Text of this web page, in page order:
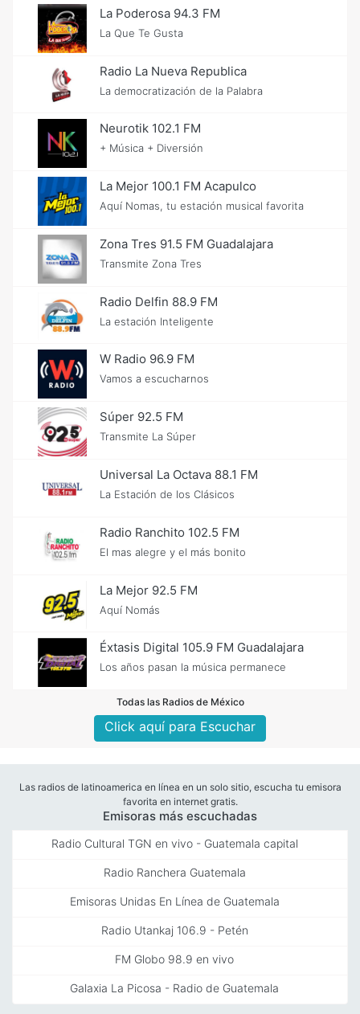
La Poderosa 94.3 FM
La Que Te Gusta
Radio La Nueva Republica
La democratización de la Palabra
Neurotik 102.1 FM
+ Música + Diversión
La Mejor 100.1 FM Acapulco
Aquí Nomas, tu estación musical favorita
Zona Tres 91.5 FM Guadalajara
Transmite Zona Tres
Radio Delfin 88.9 FM
La estación Inteligente
W Radio 96.9 FM
Vamos a escucharnos
Súper 92.5 FM
Transmite La Súper
Universal La Octava 88.1 FM
La Estación de los Clásicos
Radio Ranchito 102.5 FM
El mas alegre y el más bonito
La Mejor 92.5 FM
Aquí Nomás
Éxtasis Digital 105.9 FM Guadalajara
Los años pasan la música permanece
Todas las Radios de México
Click aquí para Escuchar
Las radios de latinoamerica en línea en un solo sitio, escucha tu emisora
favorita en internet gratis.
Emisoras más escuchadas
Radio Cultural TGN en vivo - Guatemala capital
Radio Ranchera Guatemala
Emisoras Unidas En Línea de Guatemala
Radio Utankaj 106.9 - Petén
FM Globo 98.9 en vivo
Galaxia La Picosa - Radio de Guatemala